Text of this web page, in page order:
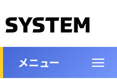
メニュー
閉じる